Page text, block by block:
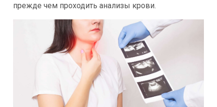
прежде чем проходить анализы крови.